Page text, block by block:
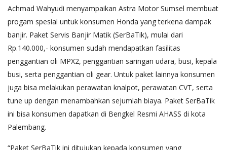
Achmad Wahyudi menyampaikan Astra Motor Sumsel membuat
progam spesial untuk konsumen Honda yang terkena dampak
banjir. Paket Servis Banjir Matik (SerBaTik), mulai dari
Rp.140.000,- konsumen sudah mendapatkan fasilitas
penggantian oli MPX2, penggantian saringan udara, busi, kepala
busi, serta penggantian oli gear. Untuk paket lainnya konsumen
juga bisa melakukan perawatan knalpot, perawatan CVT, serta
tune up dengan menambahkan sejumlah biaya. Paket SerBaTik
ini bisa konsumen dapatkan di Bengkel Resmi AHASS di kota
Palembang.
“Paket SerBaTik ini ditujukan kepada konsumen yang